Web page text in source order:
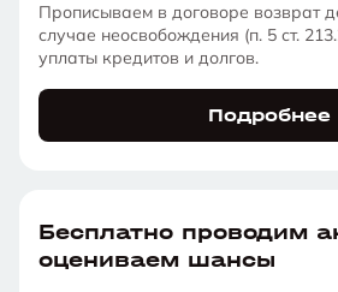
Прописываем в договоре возврат
случае неосвобождения (п. 5 ст.
уплаты кредитов и долгов.
Подробнее
Бесплатно проводим
оцениваем шансы